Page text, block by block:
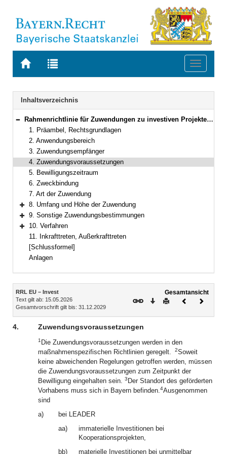
Zur
BAYERN.RECHT
Zur
letzten
Suche
Toggle
Navigation
Inhaltsverzeichnis
Bereich reduzieren
Rahmenrichtlinie für Zuwendungen zu investiven Projekten im Bereich ELER und EGFL
1. Präambel, Rechtsgrundlagen
2. Anwendungsbereich
3. Zuwendungsempfänger
4. Zuwendungsvoraussetzungen
5. Bewilligungszeitraum
6. Zweckbindung
7. Art der Zuwendung
Bereich erweitern
8. Umfang und Höhe der Zuwendung
Bereich erweitern
9. Sonstige Zuwendungsbestimmungen
Bereich erweitern
10. Verfahren
11. Inkrafttreten, Außerkrafttreten
[Schlussformel]
Anlagen
Inhalt
RRL EU – Invest
Text gilt ab: 15.05.2026
Gesamtvorschrift gilt bis: 31.12.2029
Gesamtansicht
Download
DruckenVorheriges
4. Zuwendungsvoraussetzungen
1 Die Zuwendungsvoraussetzungen werden in den
maßnahmenspezifischen Richtlinien geregelt.
2Soweit
keine abweichenden Regelungen getroffen werden, müssen
die Zuwendungsvoraussetzungen zum Zeitpunkt der
Bewilligung eingehalten sein. 3 Der Standort des geförderten
Vorhabens muss sich in Bayern befinden.4Ausgenommen
sind
a)
bei LEADER
aa)
immaterielle Investitionen bei
Kooperationsprojekten,
bb)
materielle Investitionen bei unmittelbar